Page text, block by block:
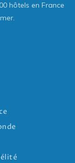
hôtels en France